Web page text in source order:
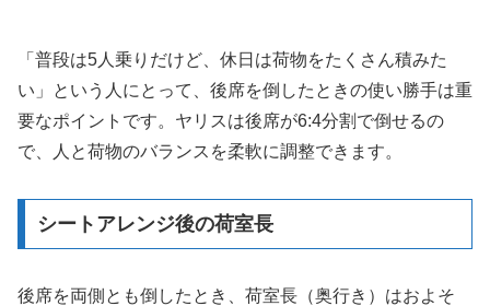
「普段は5人乗りだけど、休日は荷物をたくさん積みた
い」という人にとって、後席を倒したときの使い勝手は重
要なポイントです。ヤリスは後席が6:4分割で倒せるの
で、人と荷物のバランスを柔軟に調整できます。
シートアレンジ後の荷室長
後席を両側とも倒したとき、荷室長（奥行き）はおよそ